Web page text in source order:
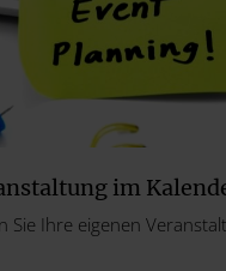
im
Sie Ihre eigenen